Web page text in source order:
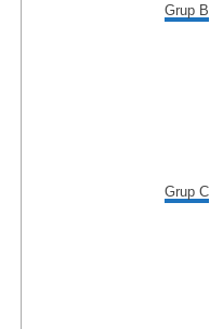
Grup B
Grup C